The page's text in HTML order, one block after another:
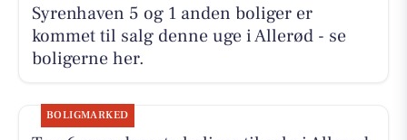
Syrenhaven 5 og 1 anden boliger er
kommet til salg denne uge i Allerød - se
boligerne her.
BOLIGMARKED